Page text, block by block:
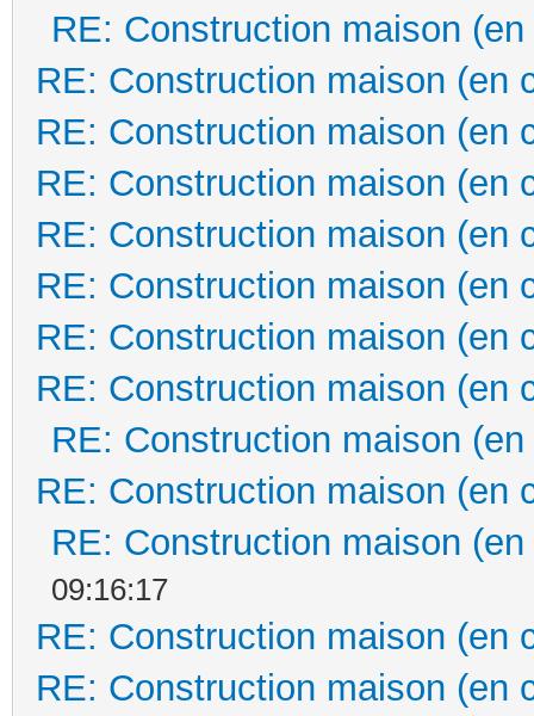
RE: Construction maison
RE: Construction maison (en
RE: Construction maison (en
RE: Construction maison (en
RE: Construction maison (en
RE: Construction maison (en
RE: Construction maison (en
RE: Construction maison (en
RE: Construction maison
RE: Construction maison (en
RE: Construction maison
09:16:17
RE: Construction maison (en
RE: Construction maison (en